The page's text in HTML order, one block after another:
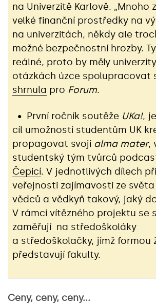
na Univerzitě Karlově. „‎Mnoho
velké finanční prostředky na
na univerzitách, někdy ale
možné bezpečnostní hrozby.
reálné, proto by měly
otázkách úzce spolupracovat
shrnula pro Forum.
• První ročník soutěže UKa!,
cíl umožnosti studentům UK
propagovat svoji alma mater,
studentský tým tvůrců
Čepicí. V jednotlivých dílech
veřejnosti zajímavosti ze
vědců a vědkyň takový, jaký
V rámci vítězného projektu se
zaměřují na středoškoláky
a středoškolačky, jimž formou
představují fakulty.
Ceny, ceny, ceny...